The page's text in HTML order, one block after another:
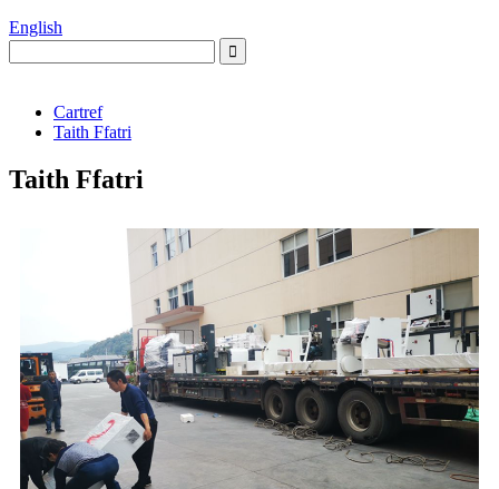
English
Cartref
Taith Ffatri
Taith Ffatri